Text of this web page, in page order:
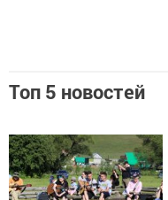
Топ 5 новостей